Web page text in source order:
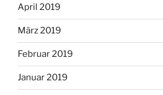
April 2019
März 2019
Februar 2019
Januar 2019